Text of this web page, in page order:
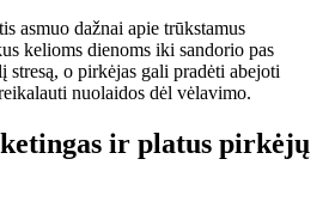
asmuo dažnai apie trūkstamus
kelioms dienoms iki sandorio pas
stresą, o pirkėjas gali pradėti abejoti
nuolaidos dėl vėlavimo.
ir platus pirkėjų